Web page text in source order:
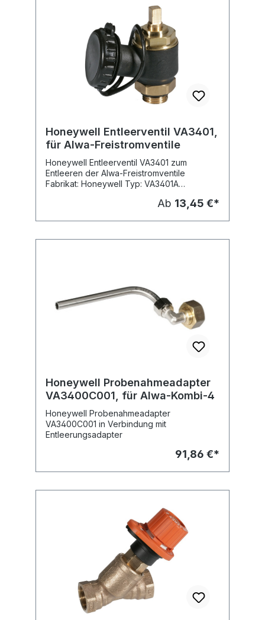
Honeywell Entleerventil VA3401,
für Alwa-Freistromventile
Honeywell Entleerventil VA3401 zum
Entleeren der Alwa-Freistromventile
Fabrikat: Honeywell Typ: VA3401A
passend für Nennweite: DN 15 - 25
Ab 13,45 €*
Honeywell Probenahmeadapter
VA3400C001, für Alwa-Kombi-4
Honeywell Probenahmeadapter
VA3400C001 in Verbindung mit
Entleerungsadapter
91,86 €*